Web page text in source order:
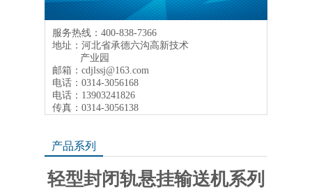
服务热线：400-838-7366
地址：河北省承德六沟高新技术
产业园
邮箱：cdjlssj@163.com
电话：0314-3056168
电话：13903241826
传真：0314-3056138
产品系列
轻型封闭轨悬挂输送机系列